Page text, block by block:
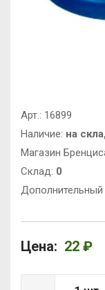
Арт.: 16899
Наличие: на
Магазин
Cклад: 0
Дополнительный
Цена: 22 ₽